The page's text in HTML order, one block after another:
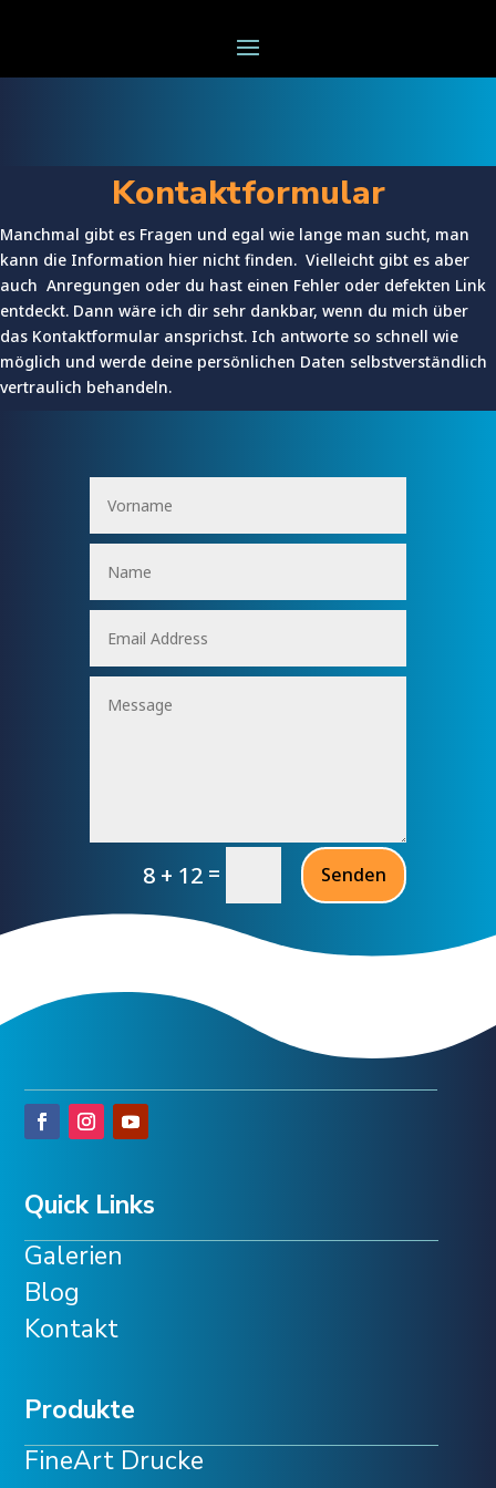
Kontaktformular
Manchmal gibt es Fragen und egal wie lange man sucht, man
kann die Information hier nicht finden. Vielleicht gibt es aber
auch Anregungen oder du hast einen Fehler oder defekten Link
entdeckt. Dann wäre ich dir sehr dankbar, wenn du mich über
das Kontaktformular ansprichst. Ich antworte so schnell wie
möglich und werde deine persönlichen Daten selbstverständlich
vertraulich behandeln.
8 + 12 = Senden
Quick Links
Galerien
Blog
Kontakt
Produkte
FineArt Drucke